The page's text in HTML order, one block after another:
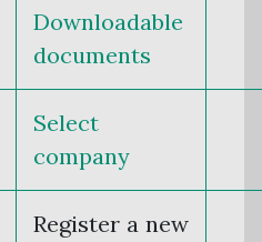
Downloadable
documents
Select
company
Register a new